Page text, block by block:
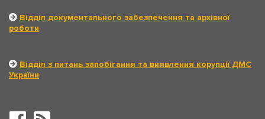
Відділ документального забезпечення та архівної
роботи
Відділ з питань запобігання та виявлення корупції ДМС
України